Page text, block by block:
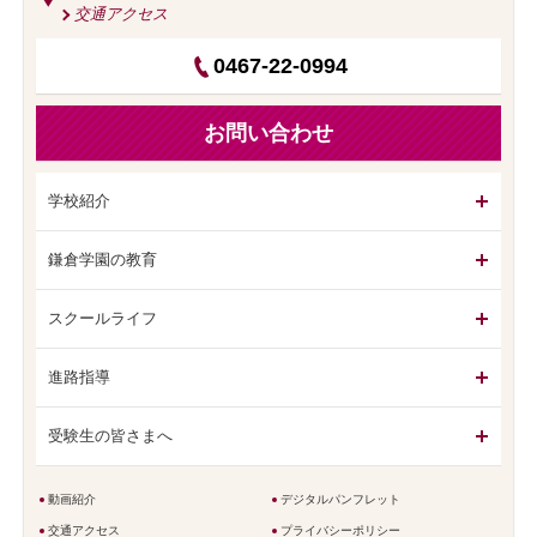
交通アクセス
0467-22-0994
お問い合わせ
学校紹介
鎌倉学園の教育
スクールライフ
進路指導
受験生の皆さまへ
動画紹介 デジタルパンフレット
交通アクセス プライバシーポリシー